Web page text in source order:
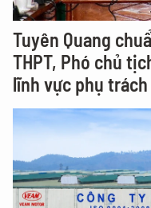
Tuyên Quang
THPT, Phó chủ
lĩnh vực phụ trách